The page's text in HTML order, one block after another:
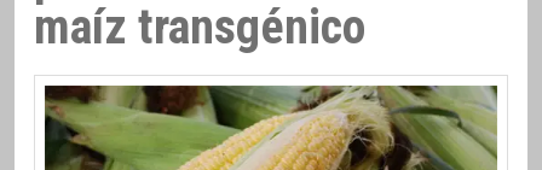
maíz transgénico